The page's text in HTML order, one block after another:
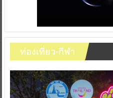
ท่องเที่ยว-กีฬา